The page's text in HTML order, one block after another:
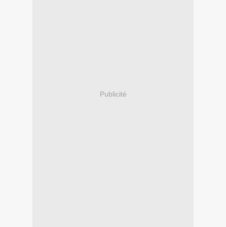
Publicité